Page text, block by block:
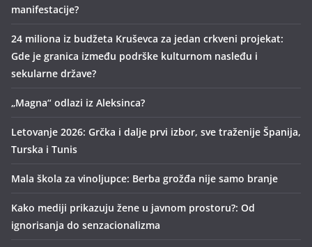
manifestacije?
24 miliona iz budžeta Kruševca za jedan crkveni projekat:
Gde je granica između podrške kulturnom nasleđu i
sekularne države?
„Magna“ odlazi iz Aleksinca?
Letovanje 2026: Grčka i dalje prvi izbor, sve traženije Španija,
Turska i Tunis
Mala škola za vinoljupce: Berba grožđa nije samo branje
Kako mediji prikazuju žene u javnom prostoru?: Od
ignorisanja do senzacionalizma